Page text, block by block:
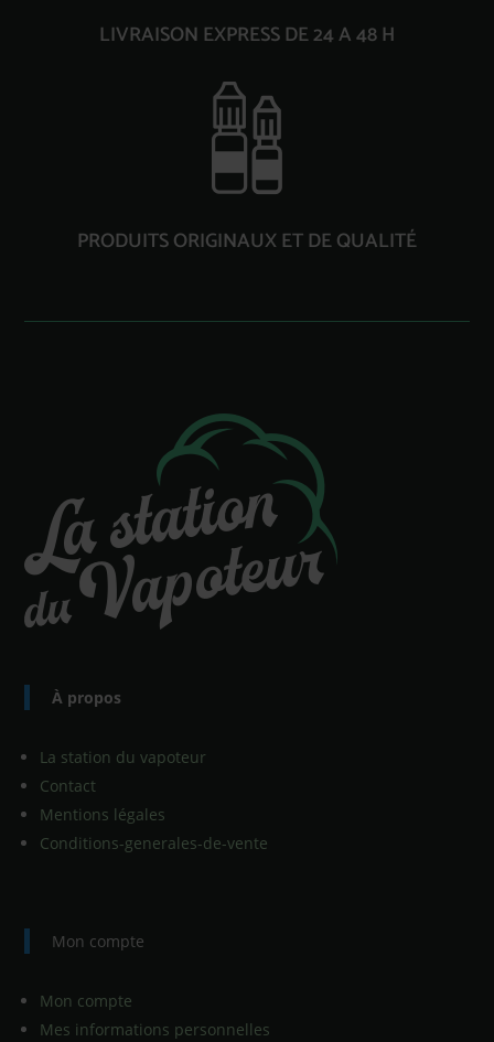
LIVRAISON EXPRESS DE 24 A 48 H
PRODUITS ORIGINAUX ET DE QUALITÉ
À propos
La station du vapoteur
Contact
Mentions légales
Conditions-generales-de-vente
Mon compte
Mon compte
Mes informations personnelles